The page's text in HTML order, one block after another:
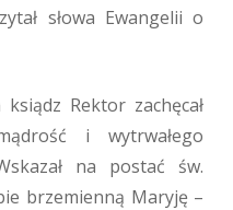
słowa Ewangelii o
Rektor zachęcał
i wytrwałego
na postać św.
brzemienną Maryję –